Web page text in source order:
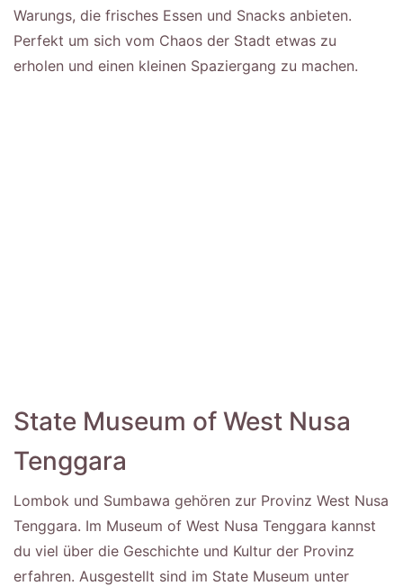
Warungs, die frisches Essen und Snacks anbieten.
Perfekt um sich vom Chaos der Stadt etwas zu
erholen und einen kleinen Spaziergang zu machen.
State Museum of West Nusa
Tenggara
Lombok und Sumbawa gehören zur Provinz West Nusa
Tenggara. Im Museum of West Nusa Tenggara kannst
du viel über die Geschichte und Kultur der Provinz
erfahren. Ausgestellt sind im State Museum unter